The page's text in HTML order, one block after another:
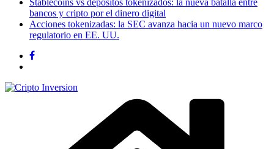
Stablecoins vs depósitos tokenizados: la nueva batalla entre
bancos y cripto por el dinero digital
Acciones tokenizadas: la SEC avanza hacia un nuevo marco
regulatorio en EE. UU.